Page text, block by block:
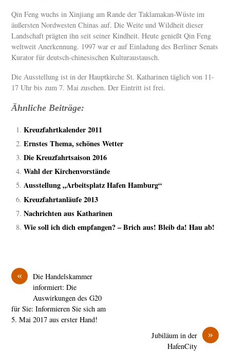
Qin Feng wuchs in Xinjiang am Rande der Taklamakan-Wüste im
äußersten Nordwesten Chinas auf. Die Weite und Wildheit dieser
Landschaft prägten ihn seit seiner Kindheit. Heute genießt Qin Feng
weltweit Anerkennung. 1997 war er auf Einladung des Berliner Senats
Kurator für deutsch-chinesischen Kulturaustausch.
Die Ausstellung ist in der Hauptkirche St. Katharinen täglich von 11-
17 Uhr bis zum 7. Mai zusehen. Der Eintritt ist frei.
Ähnliche Beiträge:
Kreuzfahrtkalender 2011
Ernstes Thema, schönes Wetter
Die Kreuzfahrtsaison 2016
Wahl der Kirchenvorstände
Ausstellung „Arbeitsplatz Hafen Hamburg“
Kreuzfahrtanläufe 2013
Nachrichten aus Katharinen
Wie soll ich dich empfangen? – Brich aus! Bleib da! Hau ab!
«
Die Handelskammer
informiert: Die
Auswirkungen des G20
für Sie: Informieren Sie sich am
5. Mai 2017 aus erster Hand!
»
Jubiläum in der
HafenCity